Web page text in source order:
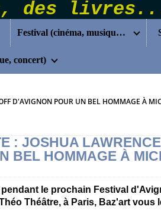
Festival (cinéma, musique...)
concert)
D'AVIGNON POUR UN BEL HOMMAGE À
: JOSHUA LAWRENCE
BEL HOMMAGE À
pendant le prochain Festival
Théâtre, à Paris, Baz'art vous